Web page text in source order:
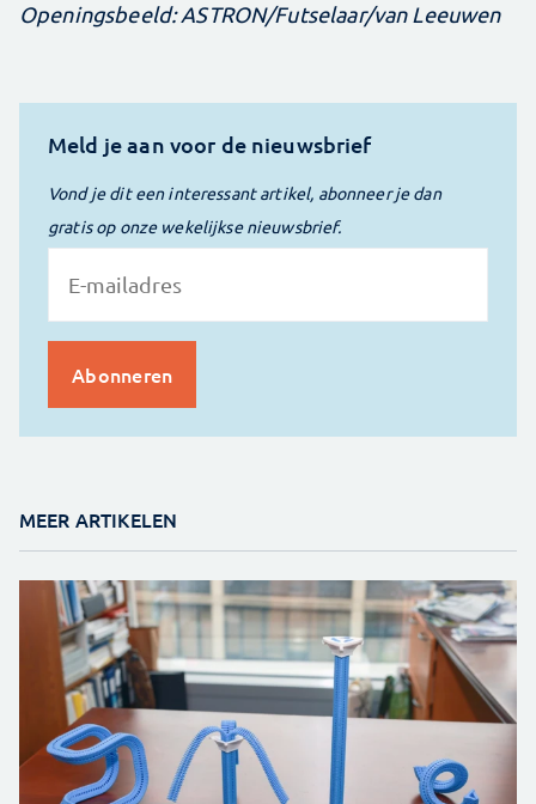
Openingsbeeld:ASTRON/Futselaar/van Leeuwen
Meld je aan voor de nieuwsbrief
Vond je dit een interessant artikel, abonneer je dan
gratis op onze wekelijkse nieuwsbrief.
MEER ARTIKELEN